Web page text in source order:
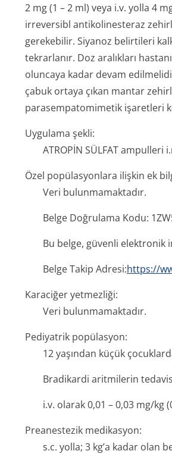
2 mg (1 – 2 ml) veya i.v. yolla 4
irreversibl antikolinesteraz
gerekebilir. Siyanoz belirtileri
tekrarlanır. Doz aralıkları
oluncaya kadar devam
çabuk ortaya çıkan mantar
parasempatomimetik işaretleri
Uygulama şekli:
ATROPİN SÜLFAT ampulleri
Özel popülasyonlara ilişkin ek
Veri bulunmamaktadır.
Belge Doğrulama Kodu:
Bu belge, güvenli elektronik
Belge Takip Adresi:https://
Karaciğer yetmezliği:
Veri bulunmamaktadır.
Pediyatrik popülasyon:
12 yaşından küçük
Bradikardi aritmilerin
i.v. olarak 0,01 – 0,03 mg/kg
Preanestezik medikasyon:
s.c. yolla; 3 kg’a kadar olan